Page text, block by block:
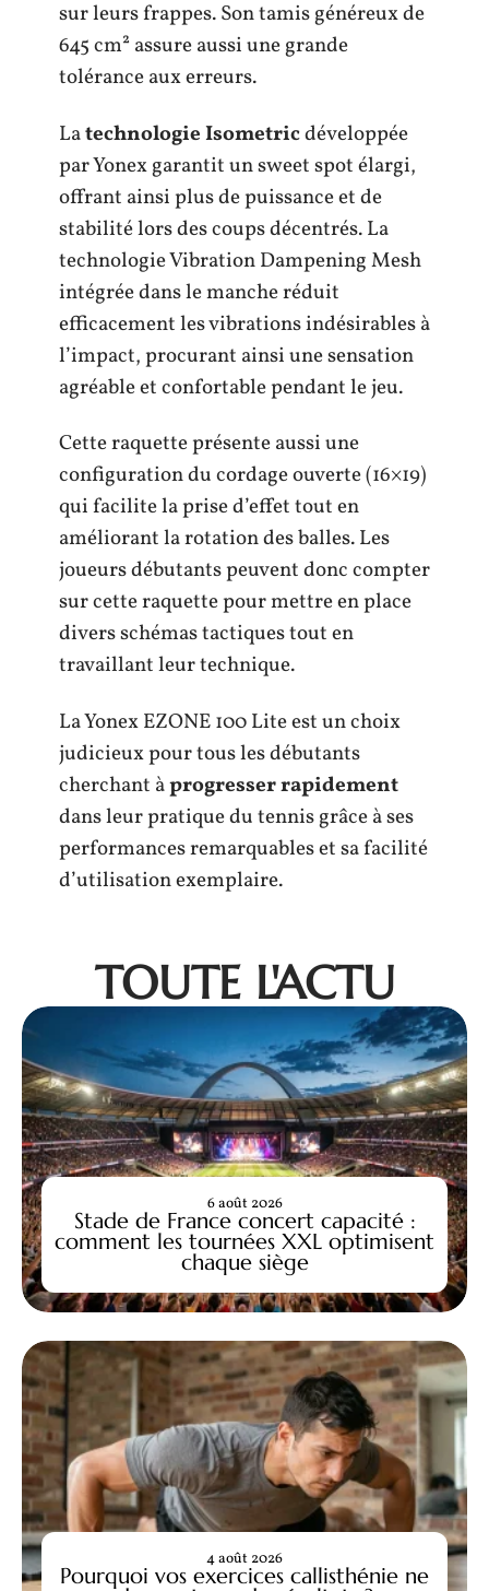
sur leurs frappes. Son tamis généreux de
645 cm² assure aussi une grande
tolérance aux erreurs.
Latechnologie Isometricdéveloppée
par Yonex garantit un sweet spot élargi,
offrant ainsi plus de puissance et de
stabilité lors des coups décentrés. La
technologie Vibration Dampening Mesh
intégrée dans le manche réduit
efficacement les vibrations indésirables à
l’impact, procurant ainsi une sensation
agréable et confortable pendant le jeu.
Cette raquette présente aussi une
configuration du cordage ouverte (16×19)
qui facilite la prise d’effet tout en
améliorant la rotation des balles. Les
joueurs débutants peuvent donc compter
sur cette raquette pour mettre en place
divers schémas tactiques tout en
travaillant leur technique.
La Yonex EZONE 100 Lite est un choix
judicieux pour tous les débutants
cherchant àprogresser rapidement
dans leur pratique du tennis grâce à ses
performances remarquables et sa facilité
d’utilisation exemplaire.
TOUTE L'ACTU
Stade de France concert capacité :
comment les tournées XXL optimisent
chaque siège
6 août 2026
Pourquoi vos exercices callisthénie ne
4 août 2026